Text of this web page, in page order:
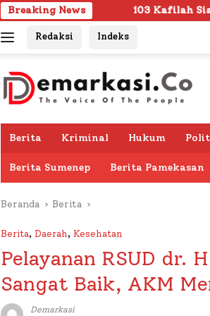
Breaking News
103 Kafilah Siap Ramaikan MTQ
Redaksi Indeks
Berita Kriminal Hukum
Berita Sumenep Berita Pamekasan
Beranda Berita
Berita, Daerah, Kesehatan
Pelayanan RSUD dr.
Sangat Baik, AKM
Demarkasi